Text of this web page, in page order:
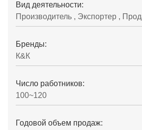
Вид деятельности:
Производитель , Экспортер ,
Бренды:
К&К
Число работников:
100~120
Годовой объем продаж: